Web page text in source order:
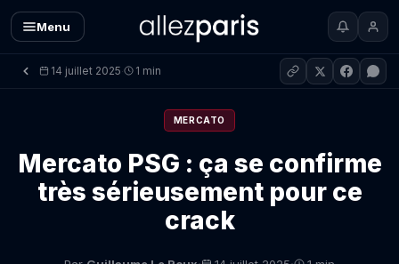
Menu
14 juillet 2025· 1 min
MERCATO
Mercato PSG : ça se confirme
très sérieusement pour ce
crack